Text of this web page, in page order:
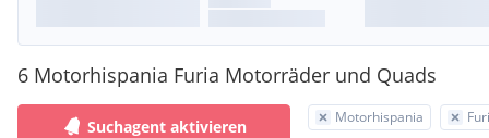
6 Motorhispania Furia Motorräder und Quads
Motorhispania
Suchagent aktivieren